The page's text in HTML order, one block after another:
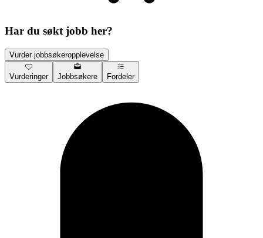
Har du søkt jobb her?
Vurder jobbsøkeropplevelse
Vurderinger Jobbsøkere Fordeler